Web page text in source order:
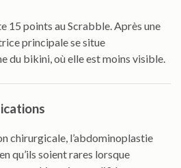
15 points au Scrabble. Après une
principale se situe
du bikini, où elle est moins visible.
chirurgicale, l’abdominoplastie
qu’ils soient rares lorsque